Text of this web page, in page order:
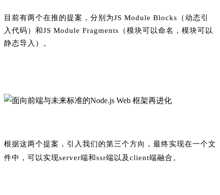
目前有两个在推的提案，分别为JS Module Blocks（动态引
入代码）和JS Module Fragments（模块可以命名，模块可以
静态导入）。
根据这两个提案，引入我们的第三个方向，最终实现在一个文
件中，可以实现server端和ssr端以及client端融合。